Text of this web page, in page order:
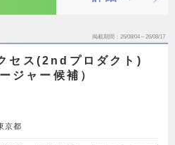
掲載期間 26/08/04～26/08/17
セス(2ndプロダクト)
ジャー候補）
京都